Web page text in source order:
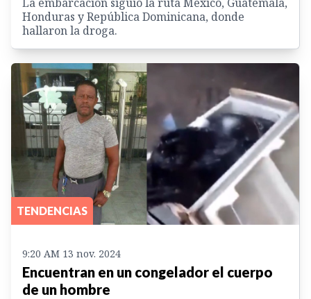
Honduras y República Dominicana, donde
hallaron la droga.
TENDENCIAS
9:20 AM 13 nov. 2024
Encuentran en un congelador el cuerpo
de un hombre